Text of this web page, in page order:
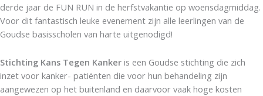
derde jaar de FUN RUN in de herfstvakantie op woensdagmiddag.
Voor dit fantastisch leuke evenement zijn alle leerlingen van de
Goudse basisscholen van harte uitgenodigd!
Stichting Kans Tegen Kanker is een Goudse stichting die zich
inzet voor kanker- patiënten die voor hun behandeling zijn
aangewezen op het buitenland en daarvoor vaak hoge kosten